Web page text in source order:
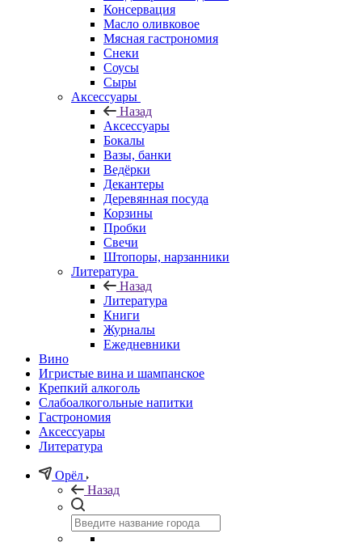
Консервация
Масло оливковое
Мясная гастрономия
Снеки
Соусы
Сыры
Аксессуары
Назад
Аксессуары
Бокалы
Вазы, банки
Ведёрки
Декантеры
Деревянная посуда
Корзины
Пробки
Свечи
Штопоры, нарзанники
Литература
Назад
Литература
Книги
Журналы
Ежедневники
Вино
Игристые вина и шампанское
Крепкий алкоголь
Слабоалкогольные напитки
Гастрономия
Аксессуары
Литература
Орёл
Назад